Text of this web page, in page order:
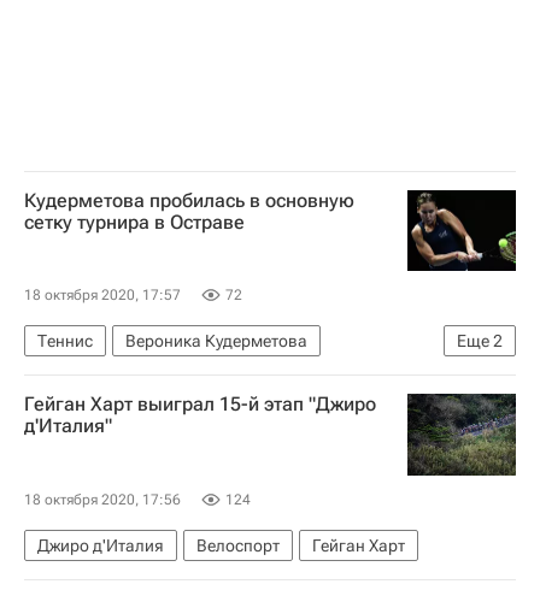
Кудерметова пробилась в основную
сетку турнира в Остраве
18 октября 2020, 17:57 72
Еще2
Теннис
Вероника Кудерметова
Аранта Рус
WTA Острава
Гейган Харт выиграл 15-й этап "Джиро
д'Италия"
18 октября 2020, 17:56 124
Джиро д'Италия Велоспорт Гейган Харт